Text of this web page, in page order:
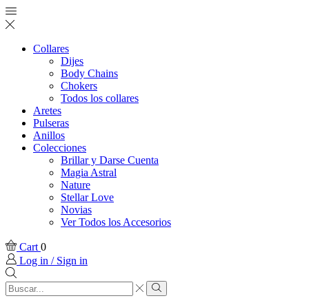
Collares
Dijes
Body Chains
Chokers
Todos los collares
Aretes
Pulseras
Anillos
Colecciones
Brillar y Darse Cuenta
Magia Astral
Nature
Stellar Love
Novias
Ver Todos los Accesorios
Cart 0
Log in / Sign in
Search
input
Search